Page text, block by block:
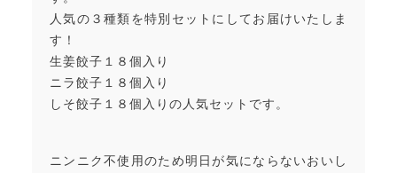
人気の３種類を特別セットにしてお届けいたしま
す！
生姜餃子１８個入り
ニラ餃子１８個入り
しそ餃子１８個入りの人気セットです。
ニンニク不使用のため明日が気にならないおいし